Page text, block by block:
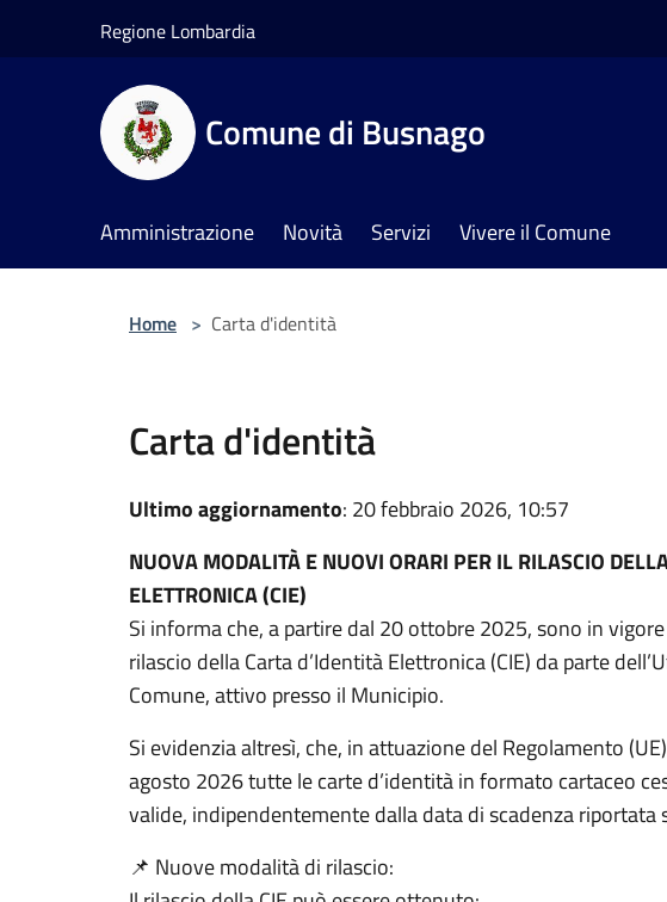
Regione Lombardia
Comune di Busnago
Amministrazione Novità Servizi Vivere il Comune
Home > Carta d'identità
Carta d'identità
Ultimo aggiornamento: 20 febbraio 2026, 10:57
NUOVA MODALITÀ E NUOVI ORARI PER IL RILASCIO
ELETTRONICA (CIE)
Si informa che, a partire dal 20 ottobre 2025, sono in
rilascio della Carta d’Identità Elettronica (CIE) da parte
Comune, attivo presso il Municipio.
Si evidenzia altresì, che, in attuazione del Regolamento
agosto 2026 tutte le carte d’identità in formato cartaceo
valide, indipendentemente dalla data di scadenza riportata
📌 Nuove modalità di rilascio: